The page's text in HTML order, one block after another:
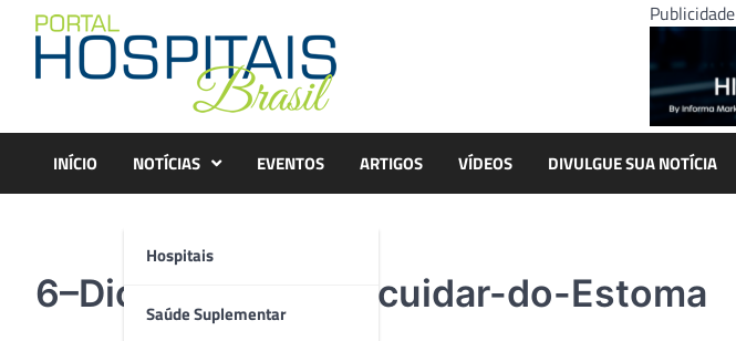
content
Publicidade
INÍCIO NOTÍCIAS
Hospitais
Saúde Suplementar
EVENTOS ARTIGOS VÍDEOS DIVULGUE SUA NOTÍCIA
6–Dicas-de-como-cuidar-do-Estoma